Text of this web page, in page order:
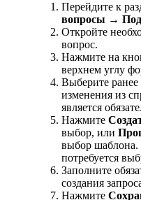
Перейдите к
вопросы →
Откройте
вопрос.
Нажмите на
верхнем углу
Выберите
изменения из
является
Нажмите
выбор, или
выбор шаблона.
потребуется
Заполните
создания
Нажмите